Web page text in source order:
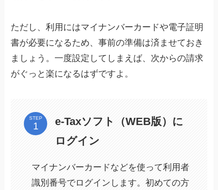
ただし、利用にはマイナンバーカードや電子証明
書が必要になるため、事前の準備は済ませておき
ましょう。一度設定してしまえば、次からの請求
がぐっと楽になるはずですよ。
STEP
e-Taxソフト（WEB版）に
ログイン
マイナンバーカードなどを使って利用者
識別番号でログインします。初めての方